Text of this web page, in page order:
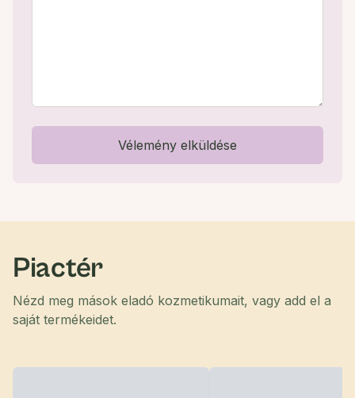
Vélemény elküldése
Piactér
Nézd meg mások eladó kozmetikumait, vagy add el a
saját termékeidet.